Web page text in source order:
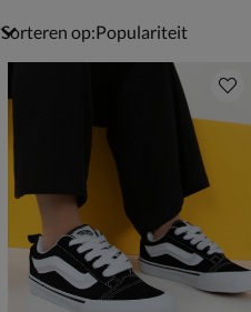
Sorteren op: